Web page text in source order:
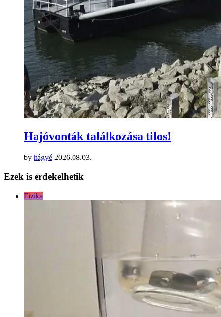
Hajóvonták találkozása tilos!
by hágyé 2026.08.03.
Ezek is érdekelhetik
Fizika